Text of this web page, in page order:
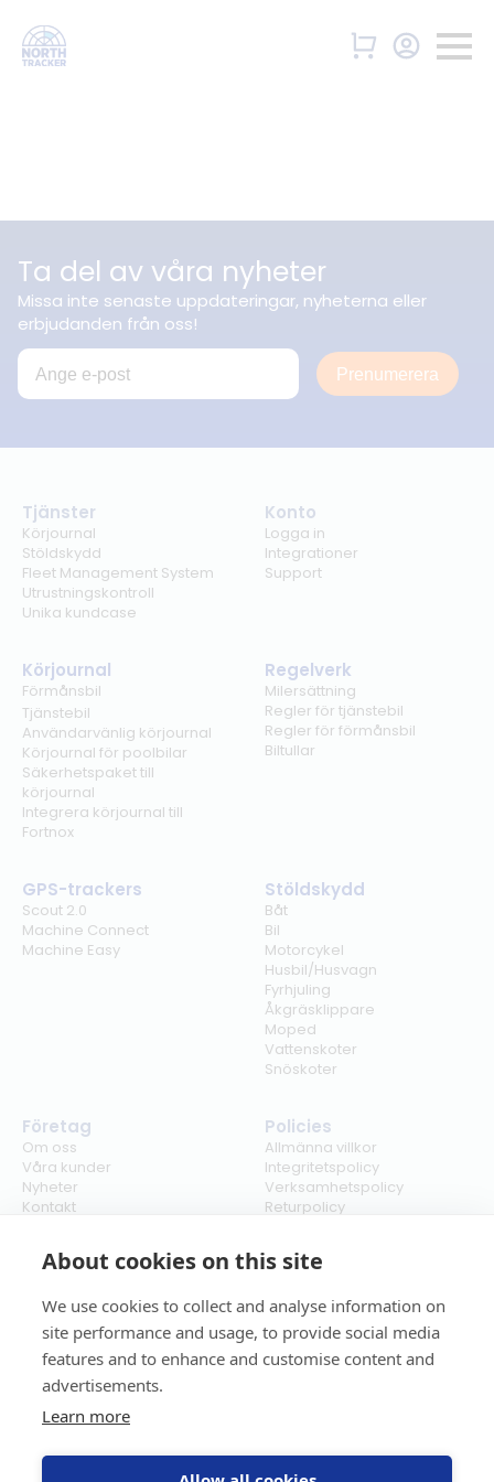
About cookies on this site
We use cookies to collect and analyse information on
site performance and usage, to provide social media
features and to enhance and customise content and
advertisements.
Learn more
Ta del av våra nyheter
Missa inte senaste uppdateringar, nyheterna eller
erbjudanden från oss!
Prenumerera
Tjänster
Körjournal
Stöldskydd
Fleet Management System
Utrustningskontroll
Unika kundcase
Konto
Logga in
Integrationer
Support
Körjournal
Förmånsbil
Tjänstebil
Användarvänlig körjournal
Körjournal för poolbilar
Säkerhetspaket till
körjournal
Integrera körjournal till
Fortnox
Regelverk
Milersättning
Regler för tjänstebil
Regler för förmånsbil
Biltullar
GPS-trackers
Scout 2.0
Machine Connect
Machine Easy
Stöldskydd
Båt
Bil
Motorcykel
Husbil/Husvagn
Fyrhjuling
Åkgräsklippare
Moped
Vattenskoter
Snöskoter
Företag
Om oss
Våra kunder
Nyheter
Kontakt
Policies
Allmänna villkor
Integritetspolicy
Verksamhetspolicy
Returpolicy
Cookies